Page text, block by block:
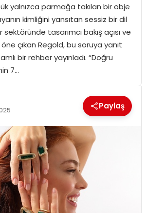
yalnızca parmağa takılan bir obje
kimliğini yansıtan sessiz bir dil
tasarımcı bakış açısı ve
çıkan Regold, bu soruya yanıt
bir rehber yayınladı. “Doğru
7…
Paylaş